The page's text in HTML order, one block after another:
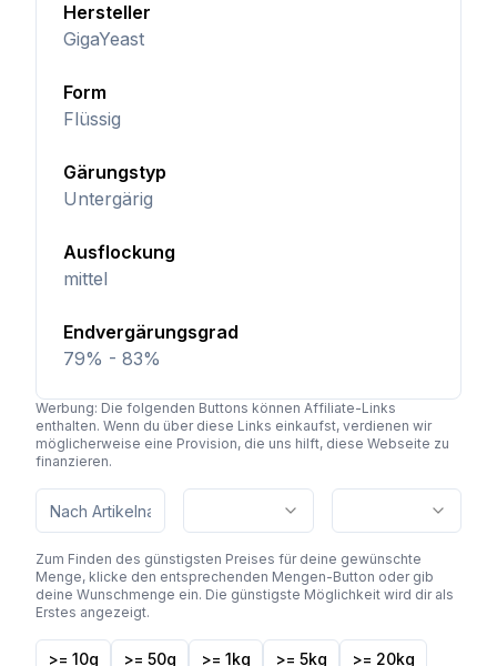
Hersteller
GigaYeast
Form
Flüssig
Gärungstyp
Untergärig
Ausflockung
mittel
Endvergärungsgrad
79% - 83%
Werbung: Die folgenden Buttons können Affiliate-Links
enthalten. Wenn du über diese Links einkaufst, verdienen wir
möglicherweise eine Provision, die uns hilft, diese Webseite zu
finanzieren.
Zum Finden des günstigsten Preises für deine gewünschte
Menge, klicke den entsprechenden Mengen-Button oder gib
deine Wunschmenge ein. Die günstigste Möglichkeit wird dir als
Erstes angezeigt.
>= 10g >= 50g >= 1kg >= 5kg >= 20kg